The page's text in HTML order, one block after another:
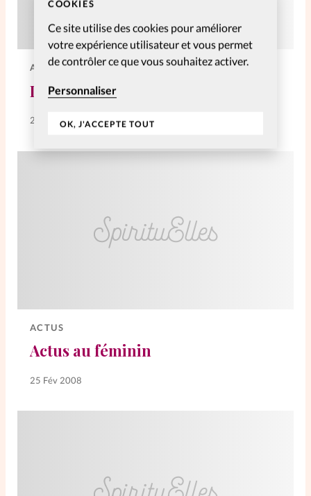
COOKIES
Ce site utilise des cookies pour améliorer
votre expérience utilisateur et vous permet
de contrôler ce que vous souhaitez activer.
Personnaliser
OK, J'ACCEPTE TOUT
ACTUS
Les 5 erreurs à éviter
26 Fév 2008
ACTUS
Actus au féminin
25 Fév 2008